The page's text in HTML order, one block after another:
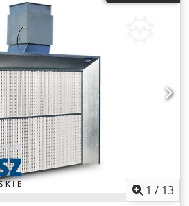
technologie met voorplaat
Nominaal motorvermogen:
960 / 1430 min
/ h Dcjdpfobpg E Eox Aflek
2 x 1 mtr.) Aansluitdiameter 300 mm
(B / H / D) in mm: 2971 x 1405 x
1 / 13